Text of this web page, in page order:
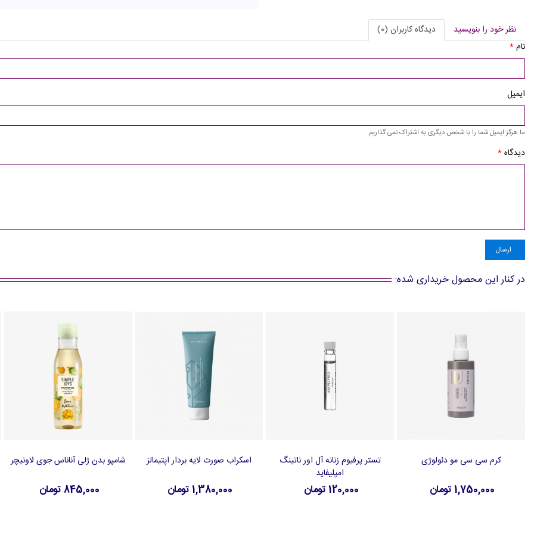
نظر خود را بنویسید
دیدگاه کاربران (0)
نام*
ایمیل
ما هرگز ایمیل شما را با شخص دیگری به اشتراک نمی گذاریم.
دیدگاه*
ارسال
در کنار این محصول خریداری شده:
افزودن به سبد خرید
کرم سی سی مو دئولوژی
1,750,000 تومان
افزودن به سبد خرید
تستر پرفیوم زنانه آل اور ناتینگ
امپلیفاید
120,000 تومان
افزودن به سبد خرید
اسکراب صورت لایه بردار اپتیمالز
1,380,000 تومان
افزودن به سبد خرید
شامپو بدن ژلی آناناس جوی لاونیچر
845,000 تومان